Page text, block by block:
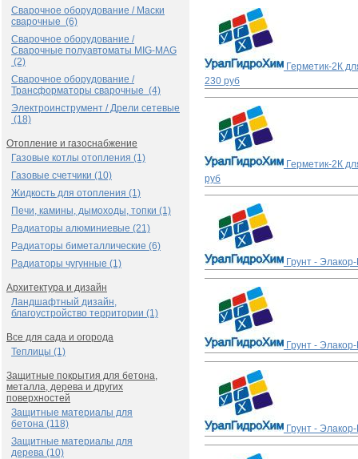
Сварочное оборудование / Маски
сварочные (6)
Сварочное оборудование /
Сварочные полуавтоматы MIG-MAG
(2)
Сварочное оборудование /
Трансформаторы сварочные (4)
Электроинструмент / Дрели сетевые
(18)
Отопление и газоснабжение
Газовые котлы отопления (1)
Газовые счетчики (10)
Жидкость для отопления (1)
Печи, камины, дымоходы, топки (1)
Радиаторы алюминиевые (21)
Радиаторы биметаллические (6)
Радиаторы чугунные (1)
Архитектура и дизайн
Ландшафтный дизайн,
благоустройство территории (1)
Все для сада и огорода
Теплицы (1)
Защитные покрытия для бетона,
металла, дерева и других
поверхностей
Защитные материалы для
бетона (118)
Защитные материалы для
дерева (10)
Герметик-2К
230 руб
Герметик-2К
руб
Грунт -
Грунт -
Грунт -